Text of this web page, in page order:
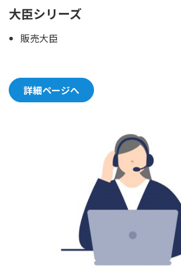
大臣シリーズ
販売大臣
詳細ページへ